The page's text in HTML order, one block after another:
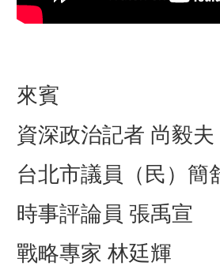
來賓
資深政治記者 尚毅夫
台北市議員（民）簡
時事評論員 張禹宣
戰略專家 林廷輝